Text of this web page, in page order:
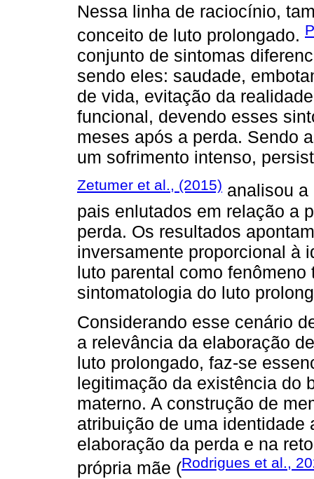
Nessa linha de raciocínio,
conceito de luto prolongado.
conjunto de sintomas
sendo eles: saudade,
de vida, evitação da
funcional, devendo esses
meses após a perda. Sendo
um sofrimento intenso,
Zetumer et al., (2015) analisou a
pais enlutados em relação a
perda. Os resultados
inversamente proporcional à
luto parental como
sintomatologia do luto
Considerando esse cenário
a relevância da elaboração
luto prolongado, faz-se
legitimação da existência do
materno. A construção de
atribuição de uma
elaboração da perda e na
própria mãe (Rodrigues et al.,